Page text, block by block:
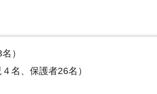
）
、保護者26名）